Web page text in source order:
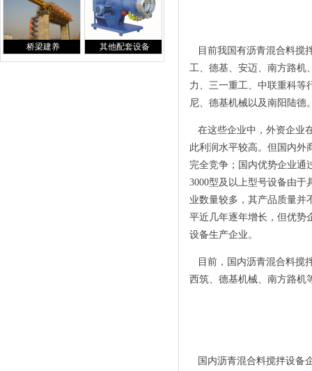
桥梁建养 其他配套设备
目前我国有沥青混合料搅
工、德基、安迈、南方路机
力、三一重工、中联重科等
尼、德基机械以及南阳陆德
在这些企业中，外资企业
此利润水平较高。但国内外
完全竞争；国内优势企业通
3000型及以上型号设备由
业数量较多，其产品质量并
平近几年逐年增长，但优势
设备生产企业。
目前，国内沥青混合料搅
西筑、德基机械、南方路机
国内沥青混合料搅拌设备